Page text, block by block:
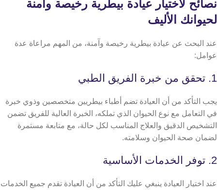
نصائح لاختيار عيادة بيطرية رخيصة وآمنة
لحيوانك الأليف
عند البحث عن عيادة بيطرية رخيصة وآمنة، من المهم مراعاة عدة
عوامل:
1. تحقق من خبرة الفريق الطبي
يجب التأكد من أن العيادة تضم أطباء بيطريين متخصصين وذوي خبرة
في التعامل مع نوع الحيوان الذي تملكه، الخبرة العالية للفريق تضمن
التشخيص الدقيق والعلاج المناسب لكل حالة، مع متابعة مستمرة
لضمان صحة الحيوان وسلامته.
2. توفر الخدمات الأساسية
عند اختيار العيادة ينبغي عليك التأكد من أن العيادة تقدم جميع الخدمات